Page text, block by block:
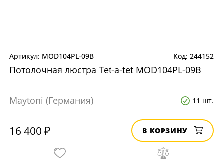
MOD104PL-09B 244152
Потолочная люстра Tet-a-tet MOD104PL-09B
Maytoni (Германия) 11 шт.
16 400 ₽ В КОРЗИНУ